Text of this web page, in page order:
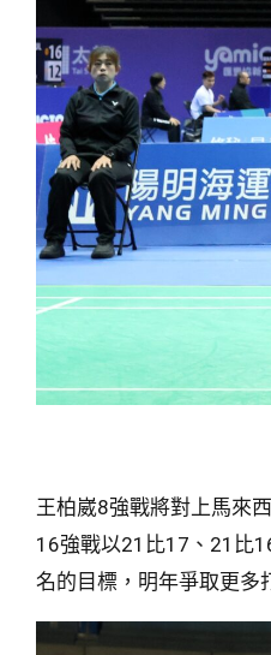
王柏崴8強戰將對上馬來
16強戰以21比17、21比
名的目標，明年爭取更多